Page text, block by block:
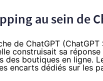
au sein de
de ChatGPT
construisait sa
des boutiques en ligne.
encarts dédiés sur les